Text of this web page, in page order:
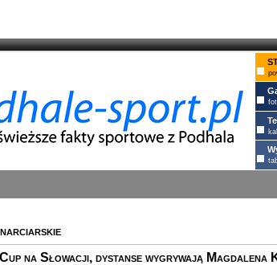
na Słowacji, dystanse wygrywają